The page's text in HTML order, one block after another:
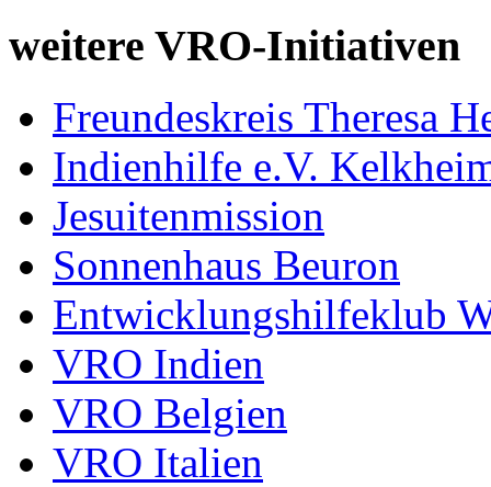
weitere VRO-Initiativen
Freundeskreis Theresa
Indienhilfe e.V.
Jesuitenmission
Sonnenhaus Beuron
Entwicklungshilfeklub
VRO Indien
VRO Belgien
VRO Italien